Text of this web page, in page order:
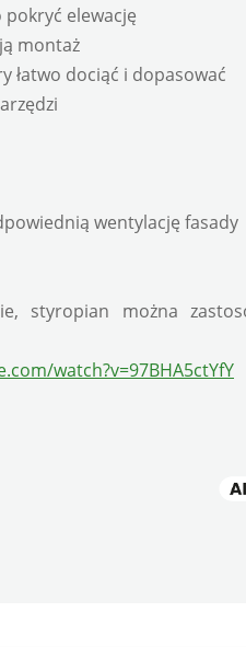
elewację
montaż
łatwo dociąć i dopasować
wentylację fasady
styropian można
watch?v=97BHA5ctYfY